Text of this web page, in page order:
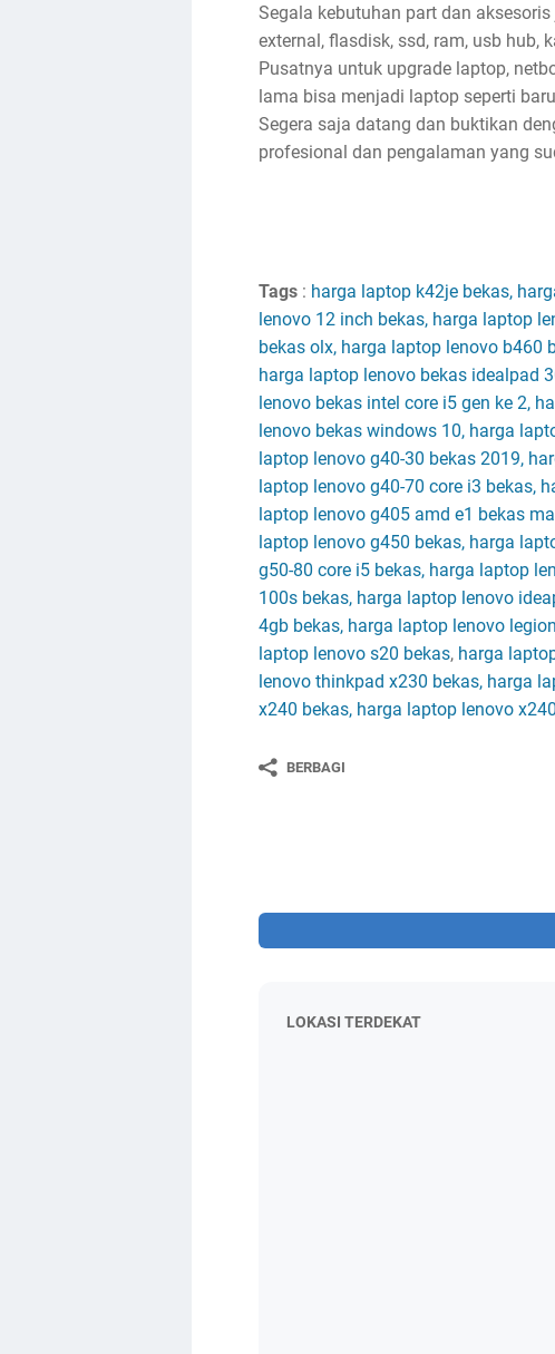
Segala kebutuhan part dan
external, flasdisk, ssd, ram, usb hub,
Pusatnya untuk upgrade laptop,
lama bisa menjadi laptop seperti
Segera saja datang dan buktikan
profesional dan pengalaman yang
Tags : harga laptop k42je bekas,
lenovo 12 inch bekas, harga laptop
bekas olx, harga laptop lenovo b460
harga laptop lenovo bekas idealpad
lenovo bekas intel core i5 gen ke 2,
lenovo bekas windows 10, harga
laptop lenovo g40-30 bekas 2019,
laptop lenovo g40-70 core i3 bekas,
laptop lenovo g405 amd e1 bekas
laptop lenovo g450 bekas, harga
g50-80 core i5 bekas, harga laptop
100s bekas, harga laptop lenovo
4gb bekas, harga laptop lenovo
laptop lenovo s20 bekas, harga
lenovo thinkpad x230 bekas, harga
x240 bekas, harga laptop lenovo
BERBAGI
LOKASI TERDEKAT